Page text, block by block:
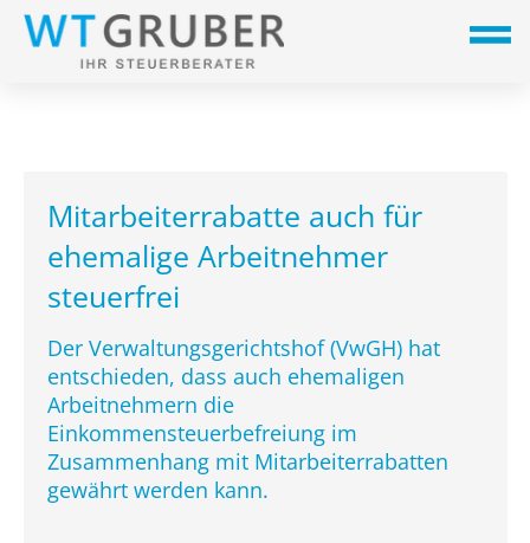
Mitarbeiterrabatte auch für
ehemalige Arbeitnehmer
steuerfrei
Der Verwaltungsgerichtshof (VwGH) hat
entschieden, dass auch ehemaligen
Arbeitnehmern die
Einkommensteuerbefreiung im
Zusammenhang mit Mitarbeiterrabatten
gewährt werden kann.